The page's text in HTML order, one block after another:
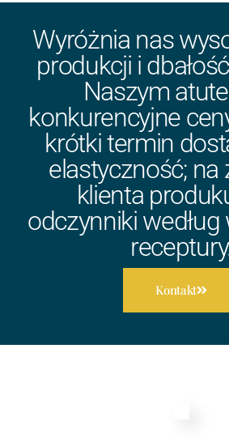
Wyróżnia nas
produkcji i
Naszym
konkurencyjne
krótki termin
elastyczność; na
klienta
odczynniki
Kontakt